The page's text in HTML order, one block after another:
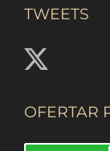
TWEETS
OFERTAR